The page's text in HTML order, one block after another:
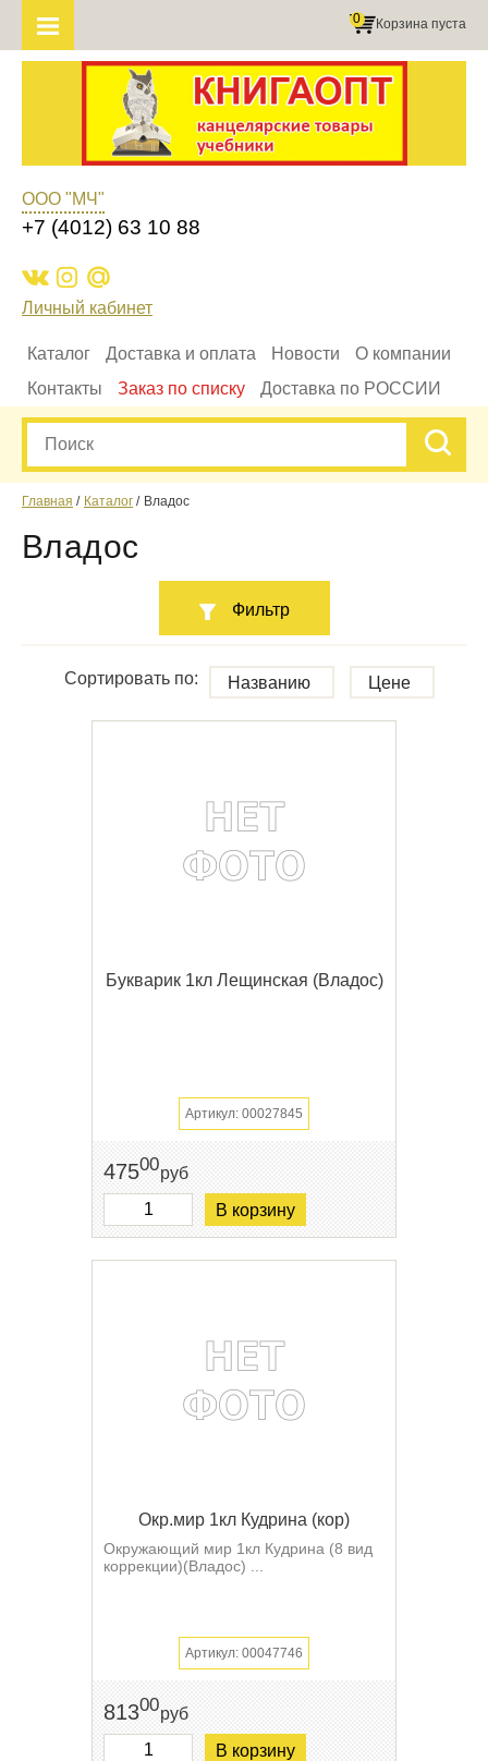
Корзина пуста
0
ООО "МЧ"
+7 (4012) 63 10 88
Личный кабинет
Каталог Доставка и оплата Новости
О компании
Контакты
Заказ по списку Доставка по РОССИИ
Главная Каталог Владос
Владос
Фильтр
Сортировать по: Названию Цене
Букварик 1кл Лещинская (Владос)
Артикул: 00027845
47500руб
В корзину
Окр.мир 1кл Кудрина (кор)
Окружающий мир 1кл Кудрина (8 вид
коррекции)(Владос) ...
Артикул: 00047746
81300руб
В корзину